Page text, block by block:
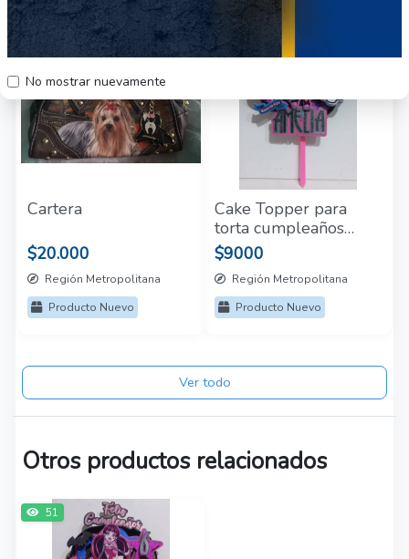
No mostrar nuevamente
49
Cartera
$20.000
Región Metropolitana
Producto Nuevo
51
Cake Topper para
torta cumpleaños
eventos
$9000
Región Metropolitana
Producto Nuevo
Ver todo
Otros productos relacionados
51